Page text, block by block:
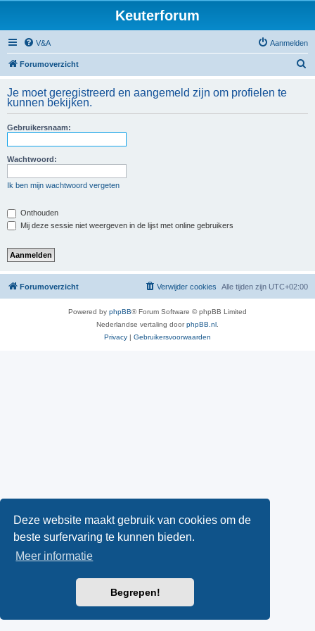
Deze website maakt gebruik van cookies om de
beste surfervaring te kunnen bieden.
Meer informatie
Begrepen!
Keuterforum
V&A Aanmelden
Forumoverzicht
k
Je moet geregistreerd en aangemeld zijn om profielen te
kunnen bekijken.
Gebruikersnaam:
Wachtwoord:
Ik ben mijn wachtwoord vergeten
Onthouden
Mij deze sessie niet weergeven in de lijst met online gebruikers
Forumoverzicht Alle tijden zijn UTC+02:00
Verwijder cookies
Powered by phpBB® Forum Software © phpBB Limited
Nederlandse vertaling doorphpBB.nl.
Privacy | Gebruikersvoorwaarden